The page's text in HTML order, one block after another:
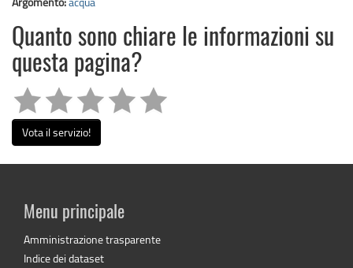
Quanto sono chiare le informazioni su
questa pagina?
Vota il servizio!
Menu principale
Amministrazione trasparente
Indice dei dataset